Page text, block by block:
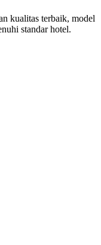
kualitas terbaik, model
standar hotel.